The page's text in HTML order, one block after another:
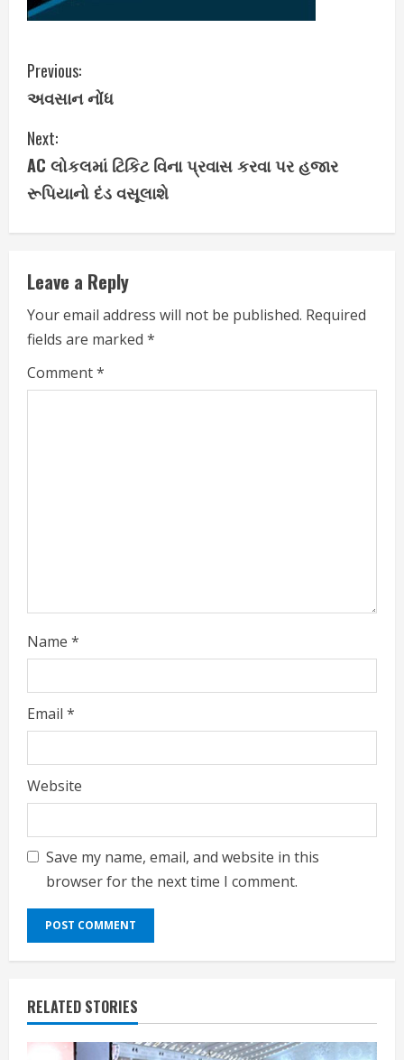
C
o
n
t
i
n
u
e
R
g
Previous:
અવસાન નોંધ
Next:
AC લોકલમાં ટિકિટ વિના પ્રવાસ કરવા પર હજાર
રૂપિયાનો દંડ વસૂલાશે
Leave a Reply
Your email address will not be published. Required
fields are marked *
Comment*
Name *
Email *
Website
Save my name, email, and website in this
browser for the next time I comment.
RELATED STORIES